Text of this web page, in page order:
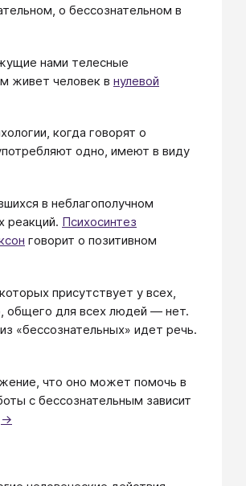
о бессознательном в
нами телесные
живет человек в нулевой
когда говорят о
одно, имеют в виду
в неблагополучном
реакций. Психосинтез
говорит о позитивном
присутствует у всех,
общего для всех людей — нет.
«бессознательных» идет речь.
что оно может помочь в
с бессознательным зависит
→